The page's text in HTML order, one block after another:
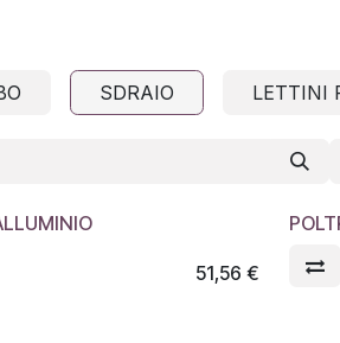
SDRAIO LETTINI
51,56 €